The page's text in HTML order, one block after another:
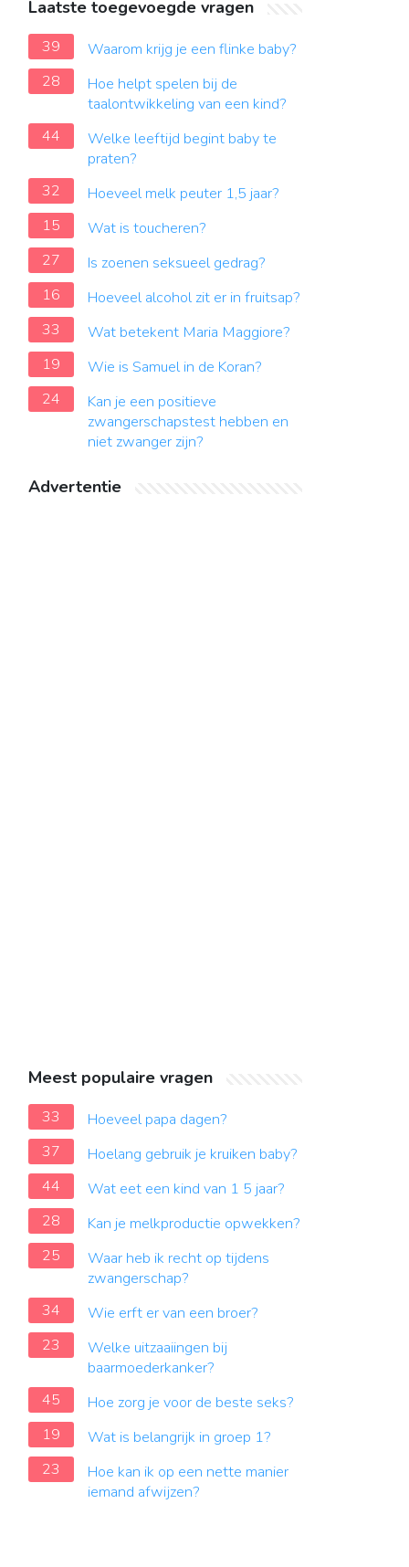
Laatste toegevoegde vragen
39
Waarom krijg je een flinke baby?
28
Hoe helpt spelen bij de
taalontwikkeling van een kind?
44
Welke leeftijd begint baby te
praten?
32
Hoeveel melk peuter 1,5 jaar?
15
Wat is toucheren?
27
Is zoenen seksueel gedrag?
16
Hoeveel alcohol zit er in fruitsap?
33
Wat betekent Maria Maggiore?
19
Wie is Samuel in de Koran?
24
Kan je een positieve
zwangerschapstest hebben en
niet zwanger zijn?
Advertentie
Meest populaire vragen
33
Hoeveel papa dagen?
37
Hoelang gebruik je kruiken baby?
44
Wat eet een kind van 1 5 jaar?
28
Kan je melkproductie opwekken?
25
Waar heb ik recht op tijdens
zwangerschap?
34
Wie erft er van een broer?
23
Welke uitzaaiingen bij
baarmoederkanker?
45
Hoe zorg je voor de beste seks?
19
Wat is belangrijk in groep 1?
23
Hoe kan ik op een nette manier
iemand afwijzen?